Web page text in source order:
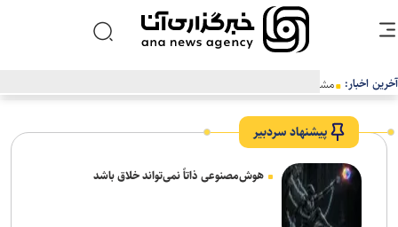
آخرین اخبار: مشاور وزیر علوم: وزارت علوم در راستای بهینه‌سازی مصرف انرژی گام‌های
پیشنهاد سردبیر
چرا سرطان گاهی سال‌ها خاموش می‌ماند و بعد